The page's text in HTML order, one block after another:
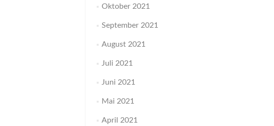
Oktober 2021
September 2021
August 2021
Juli 2021
Juni 2021
Mai 2021
April 2021